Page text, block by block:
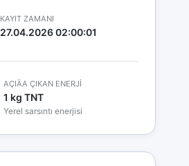
KAYIT ZAMANI
27.04.2026 02:00:01
AÇIÄA ÇIKAN ENERJİ
1 kg TNT
Yerel sarsıntı enerjisi